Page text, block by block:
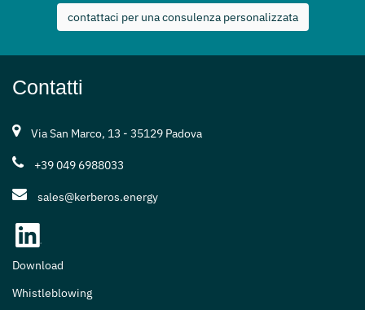
contattaci per una consulenza personalizzata
Contatti
Via San Marco, 13 - 35129 Padova
+39 049 6988033
sales@kerberos.energy
Download
Whistleblowing